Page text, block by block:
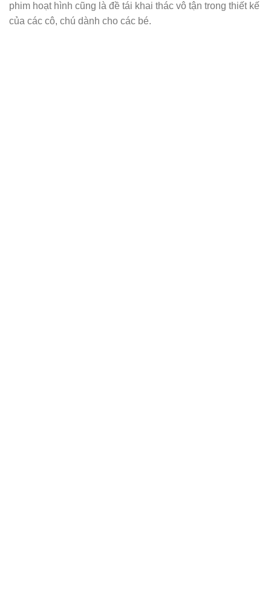
phim hoạt hình cũng là đề tái khai thác vô tận trong thiết kế
của các cô, chú dành cho các bé.